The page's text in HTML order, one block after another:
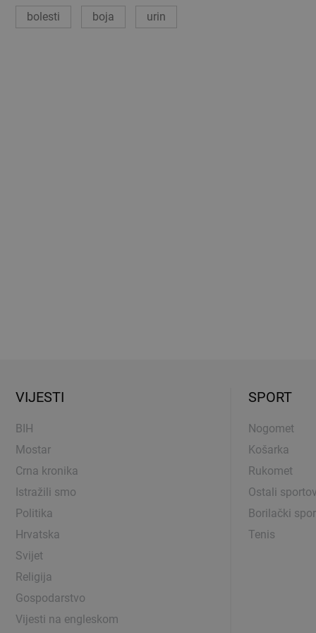
bolesti boja urin
VIJESTI
BIH
Mostar
Crna kronika
Istražili smo
Politika
Hrvatska
Svijet
Religija
Gospodarstvo
Vijesti na engleskom
SPORT
Nogomet
Košarka
Rukomet
Ostali
Borilački
Tenis